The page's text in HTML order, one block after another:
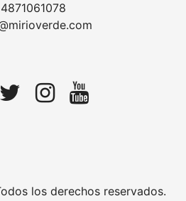
4871061078
los derechos reservados.